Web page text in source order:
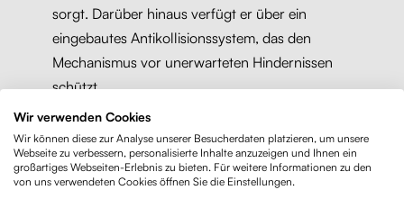
sorgt. Darüber hinaus verfügt er über ein
eingebautes Antikollisionssystem, das den
Mechanismus vor unerwarteten Hindernissen
schützt.
Wenn Ihnen die Standardmaße des
Konferenztisches nicht zusagen,fertigen wir
gerne eine Tischplatte nach Maß für Sie an
Wir verwenden Cookies
Wir können diese zur Analyse unserer Besucherdaten platzieren, um unsere
Webseite zu verbessern, personalisierte Inhalte anzuzeigen und Ihnen ein
großartiges Webseiten-Erlebnis zu bieten. Für weitere Informationen zu den
von uns verwendeten Cookies öffnen Sie die Einstellungen.